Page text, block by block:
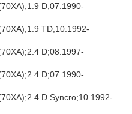
D;07.1990-
TD;10.1992-
D;08.1997-
D;07.1990-
D Syncro;10.1992-